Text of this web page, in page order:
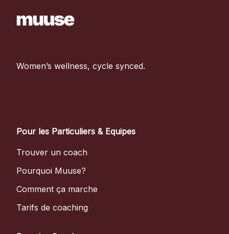
Women’s wellness, cycle synced.
Pour les Particuliers & Equipes
Trouver un coach
Pourquoi Muuse?
Comment ça marche
Tarifs de coaching